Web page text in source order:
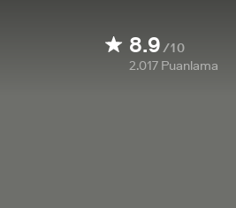
8.9/10
2.017 Puanlama